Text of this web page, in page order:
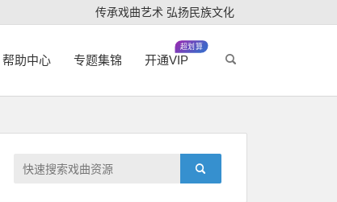
传承戏曲艺术 弘扬民族文化
帮助中心 专题集锦 开通VIP
超划算